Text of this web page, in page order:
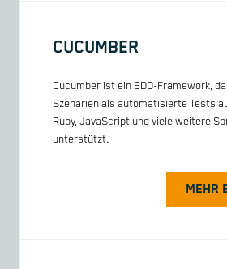
CUCUMBER
Cucumber ist ein BDD-Framework,
Szenarien als automatisierte Tests
Ruby, JavaScript und viele weitere
unterstützt.
MEHR